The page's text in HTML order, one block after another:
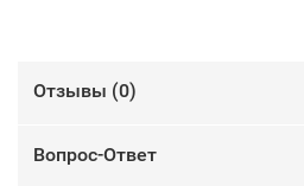
Отзывы (0)
Вопрос-Ответ